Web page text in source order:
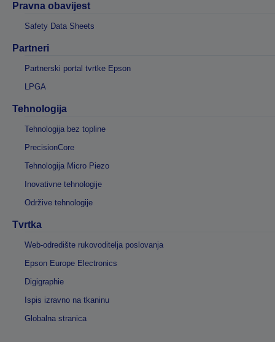
Pravna obavijest
Safety Data Sheets
Partneri
Partnerski portal tvrtke Epson
LPGA
Tehnologija
Tehnologija bez topline
PrecisionCore
Tehnologija Micro Piezo
Inovativne tehnologije
Održive tehnologije
Tvrtka
Web-odredište rukovoditelja poslovanja
Epson Europe Electronics
Digigraphie
Ispis izravno na tkaninu
Globalna stranica